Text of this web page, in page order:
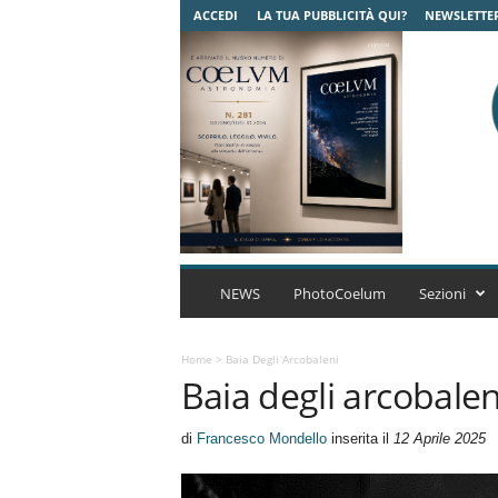
ACCEDI LA TUA PUBBLICITÀ QUI?
C
A
r
NEWS PhotoCoelum Sezioni
Home > Baia Degli Arcobaleni
Baia degli
di Francesco Mondelloinserita il 12 Aprile 2025